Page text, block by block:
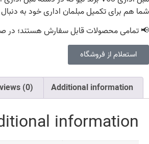
شما هم برای تکمیل مبلمان اداری خود به
📢 تمامی محصولات قابل سفارش هستند؛ در
استعلام از فروشگاه
Additional information
(0)
information